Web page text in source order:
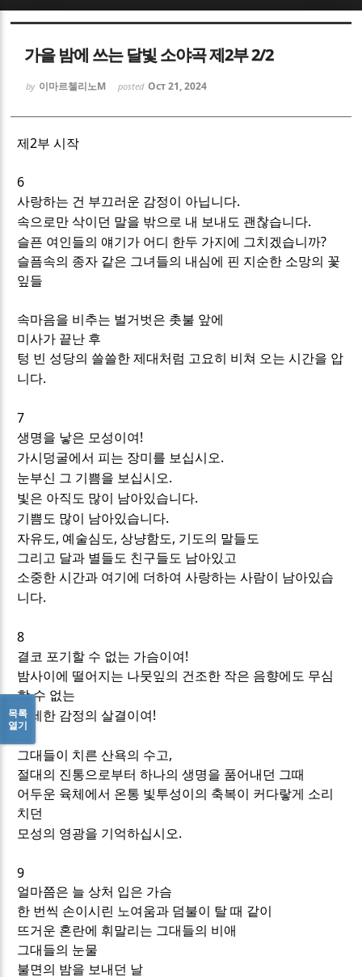
가을 밤에 쓰는 달빛 소야곡 제2부 2/2
by 이마르첼리노M posted Oct 21, 2024
제2부 시작
6
사랑하는 건 부끄러운 감정이 아닙니다.
속으로만 삭이던 말을 밖으로 내 보내도 괜찮습니다.
슬픈 여인들의 얘기가 어디 한두 가지에 그치겠습니까?
슬픔속의 종자 같은 그녀들의 내심에 핀 지순한 소망의 꽃
잎들
속마음을 비추는 벌거벗은 촛불 앞에
미사가 끝난 후
텅 빈 성당의 쓸쓸한 제대처럼 고요히 비쳐 오는 시간을 압
니다.
7
생명을 낳은 모성이여 !
가시덩굴에서 피는 장미를 보십시오.
눈부신 그 기쁨을 보십시오.
빛은 아직도 많이 남아있습니다.
기쁨도 많이 남아있습니다.
자유도, 예술심도,상냥함도, 기도의 말들도
그리고 달과 별들도 친구들도 남아있고
소중한 시간과 여기에 더하여 사랑하는 사람이 남아있습
니다.
8
결코 포기할 수 없는 가슴이여 !
밤사이에 떨어지는 나뭇잎의 건조한 작은 음향에도 무심
할 수 없는
섬세한 감정의 살결이여 !
그대들이 치른 산욕의 수고,
절대의 진통으로부터 하나의 생명을 품어내던 그때
어두운 육체에서 온통 빛투성이의 축복이 커다랗게 소리
치던
모성의 영광을 기억하십시오.
9
얼마쯤은 늘 상처 입은 가슴
한 번씩 손이시린 노여움과 덤불이 탈 때 같이
뜨거운 혼란에 휘말리는 그대들의 비애
그대들의 눈물
불면의 밤을 보내던 날
목록
열기
Sketchbook5, 스케치북5
Sketchbook5, 스케치북5
Sketchbook5, 스케치북5
Sketchbook5, 스케치북5